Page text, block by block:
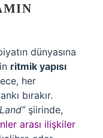
dünyasına
ritmik yapısı
her
bırakır.
şiirinde,
arası ilişkiler